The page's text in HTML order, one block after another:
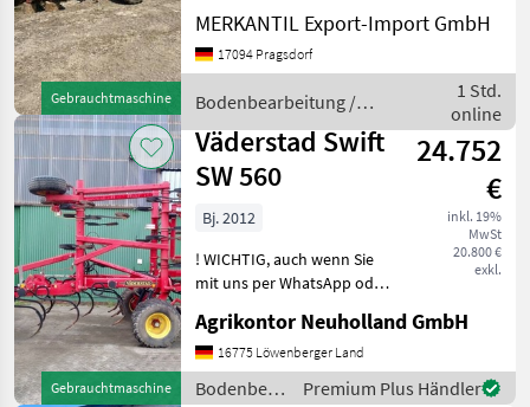
Gebrauchtmaschine
Hydraulische Klappung,
Stützfuß / -rad ________
hydraulische
Baujahr 2016
Bodenbearbeitung Grubber
MERKANTIL Export-Import GmbH
17094 Pragsdorf
Bodenbearbeitung /
Väderstad
1 Std.
online
Gebrauchtmaschine
Väderstad Swift
SW 560
24.752
€
inkl. 19%
MwSt
20.800 €
exkl.
Bj. 2012
! WICHTIG, auch wenn Sie
mit uns per WhatsApp oder
daraufhin Maschinen
kaufen, bitte kontrollieren
Sie die Auftragsbestätigung,
Proforma und auch
Agrikontor Neuholland GmbH
16775 Löwenberger Land
BodenbearbeitungPremium Plus Händler